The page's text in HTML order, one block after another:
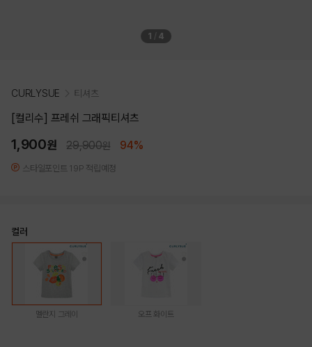
1 / 4
CURLYSUE 티셔츠
[컬리수] 프레쉬 그래픽티셔츠
1,900원 29,900원 94%
스타일포인트 19P 적립예정
컬러
멜란지 그레이 오프 화이트